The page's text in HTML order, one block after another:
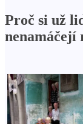
Proč si už
nenamáčejí